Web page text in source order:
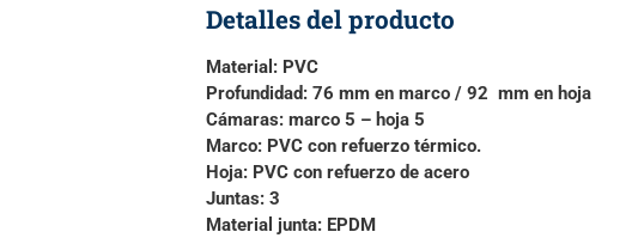
Detalles del producto
Material: PVC
Profundidad: 76 mm en marco / 92 mm en hoja
Cámaras: marco 5 – hoja 5
Marco: PVC con refuerzo térmico.
Hoja: PVC con refuerzo de acero
Juntas: 3
Material junta: EPDM